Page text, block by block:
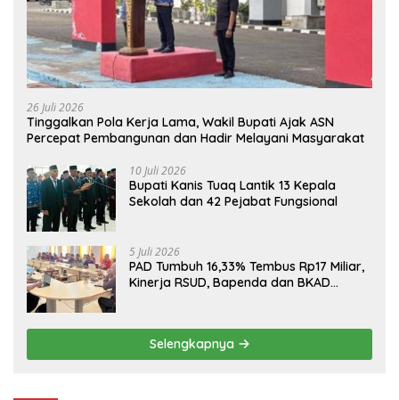
26 Juli 2026
Tinggalkan Pola Kerja Lama, Wakil Bupati Ajak ASN
Percepat Pembangunan dan Hadir Melayani Masyarakat
10 Juli 2026
Bupati Kanis Tuaq Lantik 13 Kepala
Sekolah dan 42 Pejabat Fungsional
5 Juli 2026
PAD Tumbuh 16,33% Tembus Rp17 Miliar,
Kinerja RSUD, Bapenda dan BKAD
Selengkapnya